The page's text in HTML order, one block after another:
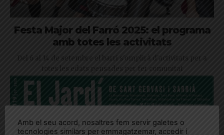
Festa Major del Farró 2025: el programa
amb totes les activitats
Del 6 al 14 de setembre el barri s'omplirà d'activitats per a
totes les edats pensades per fer comunitat
Amb el seu acord, nosaltres fem servir galetes o
tecnologies similars per emmagatzemar, accedir i